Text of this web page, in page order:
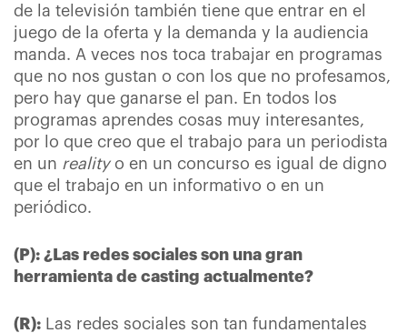
de la televisión también tiene que entrar en el
juego de la oferta y la demanda y la audiencia
manda. A veces nos toca trabajar en programas
que no nos gustan o con los que no profesamos,
pero hay que ganarse el pan. En todos los
programas aprendes cosas muy interesantes,
por lo que creo que el trabajo para un periodista
en un realityo en un concurso es igual de digno
que el trabajo en un informativo o en un
periódico.
(P): ¿Las redes sociales son una gran
herramienta de casting actualmente?
(R): Las redes sociales son tan fundamentales